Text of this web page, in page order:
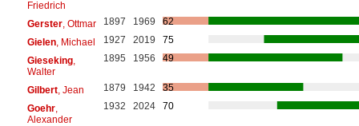
Friedrich
Gerster, Ottmar 1897 1969
62
Gielen, Michael 1927 2019
75
Gieseking,
Walter
1895 1956 49
Gilbert, Jean 1879 1942
35
Goehr,
Alexander
1932 2024 70